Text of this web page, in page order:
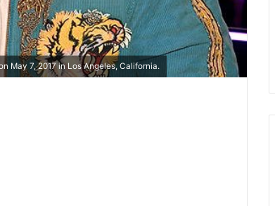
May 7, 2017 in Los Angeles, California.